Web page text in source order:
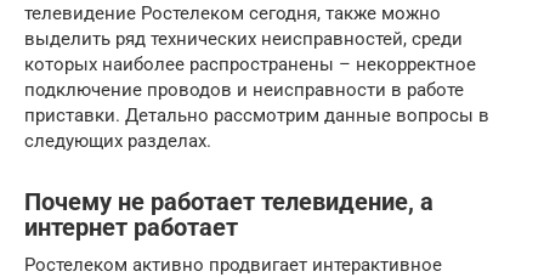
телевидение Ростелеком сегодня, также можно
выделить ряд технических неисправностей, среди
которых наиболее распространены – некорректное
подключение проводов и неисправности в работе
приставки. Детально рассмотрим данные вопросы в
следующих разделах.
Почему не работает телевидение, а
интернет работает
Ростелеком активно продвигает интерактивное